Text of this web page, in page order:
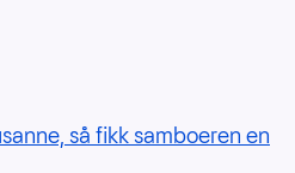
så fikk samboeren en